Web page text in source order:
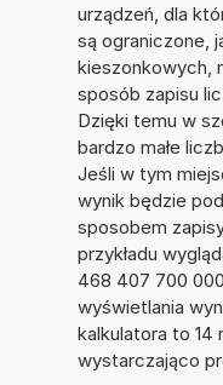
urządzeń, dla
są ograniczone,
kieszonkowych,
sposób zapisu
Dzięki temu w
bardzo małe
Jeśli w tym
wynik będzie
sposobem
przykładu
468 407 700
wyświetlania
kalkulatora to 14
wystarczająco